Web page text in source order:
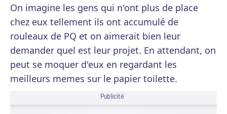
On imagine les gens qui n'ont plus de place
chez eux tellement ils ont accumulé de
rouleaux de PQ et on aimerait bien leur
demander quel est leur projet. En attendant, on
peut se moquer d'eux en regardant les
meilleurs memes sur le papier toilette.
Publicité